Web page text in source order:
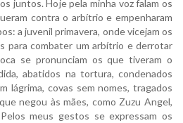
juntos. Hoje pela minha voz falam os
contra o arbítrio e empenharam
a juvenil primavera, onde vicejam os
para combater um arbítrio e derrotar
se pronunciam os que tiveram o
abatidos na tortura, condenados
lágrima, covas sem nomes, tragados
negou às mães, como Zuzu Angel,
meus gestos se expressam os